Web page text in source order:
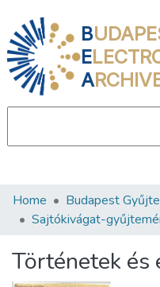
B
E
A
Communities &
Statistics
Home Budapest
Sajtókivágat-
Történetek és